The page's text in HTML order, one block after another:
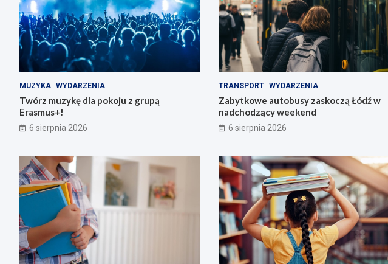
MUZYKA WYDARZENIA
Twórz muzykę dla pokoju z grupą
Erasmus+!
6 sierpnia 2026
TRANSPORT WYDARZENIA
Zabytkowe autobusy zaskoczą Łódź w
nadchodzący weekend
6 sierpnia 2026